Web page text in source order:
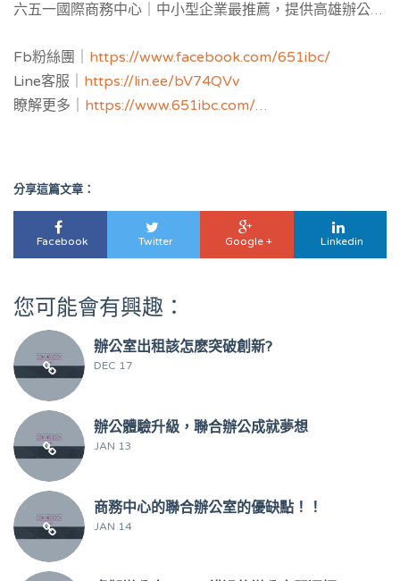
六五一國際商務中心｜中小型企業最推薦，提供高雄辦公室
登記，服務空間：客製化獨立辦公室與共享空間樓層區隔，
多功能會議室，教育講座場地。
Fb粉絲團｜ https://www.facebook.com/651ibc/
Line客服｜ https://lin.ee/bV74QVv
瞭解更多｜ https://www.651ibc.com/
分享這篇文章：
Facebook Twitter Google + Linkedin
您可能會有興趣：
辦公室出租該怎麽突破創新?
DEC 17
辦公體驗升級，聯合辦公成就夢想
JAN 13
商務中心的聯合辦公室的優缺點！！
JAN 14